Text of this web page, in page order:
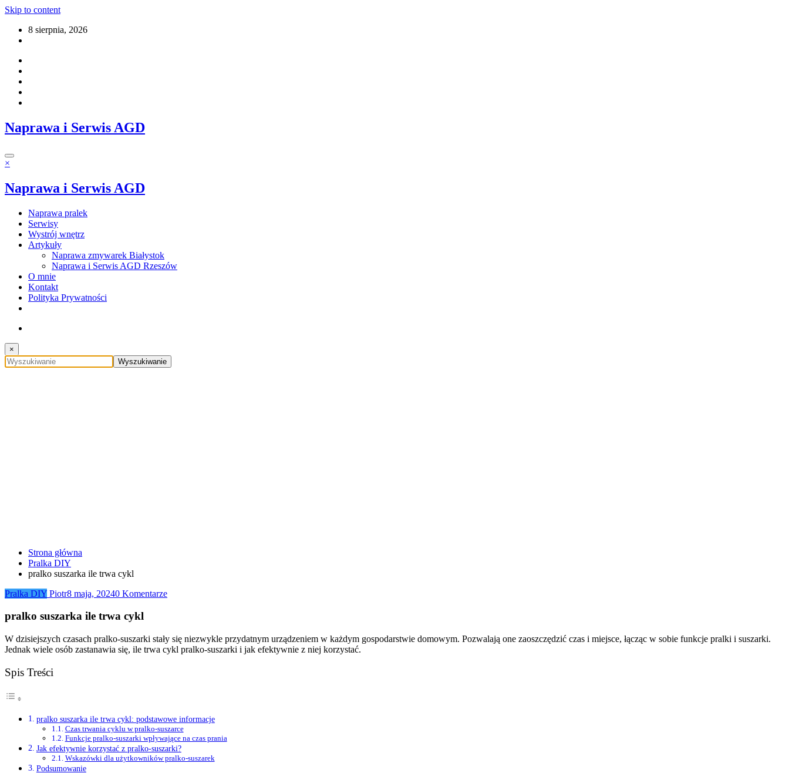
Skip to content
8 sierpnia, 2026
Naprawa i Serwis AGD
×
Naprawa i Serwis AGD
Naprawa pralek
Serwisy
Wystrój wnętrz
Artykuły
Naprawa zmywarek Białystok
Naprawa i Serwis AGD Rzeszów
O mnie
Kontakt
Polityka Prywatności
×
Strona główna
Pralka DIY
pralko suszarka ile trwa cykl
Pralka DIY Piotr8 maja, 20240 Komentarze
pralko suszarka ile trwa cykl
W dzisiejszych czasach pralko-suszarki stały się niezwykle przydatnym urządzeniem w każdym gospodarstwie domowym. Pozwalają one zaoszczędzić czas i miejsce, łącząc w sobie funkcje pralki i suszarki.
Jednak wiele osób zastanawia się, ile trwa cykl pralko-suszarki i jak efektywnie z niej korzystać.
Spis Treści
pralko suszarka ile trwa cykl: podstawowe informacje
Czas trwania cyklu w pralko-suszarce
Funkcje pralko-suszarki wpływające na czas prania
Jak efektywnie korzystać z pralko-suszarki?
Wskazówki dla użytkowników pralko-suszarek
Podsumowanie